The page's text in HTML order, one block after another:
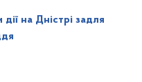
на Дністрі задля